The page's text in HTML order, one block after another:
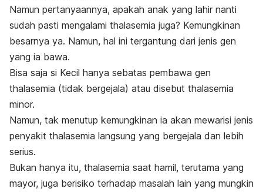
Namun pertanyaannya, apakah anak yang lahir nanti
sudah pasti mengalami thalasemia juga? Kemungkinan
besarnya ya. Namun, hal ini tergantung dari jenis gen
yang ia bawa.
Bisa saja si Kecil hanya sebatas pembawa gen
thalasemia (tidak bergejala) atau disebut thalasemia
minor.
Namun, tak menutup kemungkinan ia akan mewarisi jenis
penyakit thalasemia langsung yang bergejala dan lebih
serius.
Bukan hanya itu, thalasemia saat hamil, terutama yang
mayor, juga berisiko terhadap masalah lain yang mungkin